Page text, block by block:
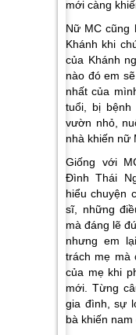
mới càng
Nữ MC cũng
Khánh khi
của Khánh
nào đó em
nhất của
tuổi, bị bệnh
vườn nhỏ,
nhà khiến nữ
Giống với
Đình Thái
hiểu chuyện
sĩ, những
mà đáng lẽ
nhưng em
trách mẹ mà
của mẹ khi
mới. Từng
gia đình, sự
bà khiến nam